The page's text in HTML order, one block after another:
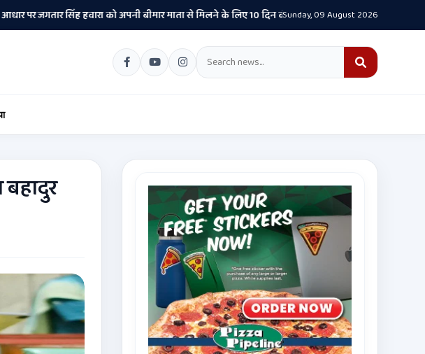
सिंह हवारा को अपनी बीमार माता से मिलने के लिए 10 दिन की पैरोल दी जानी चाहिए- CM भगवंत सिंह मान
Sunday, 09 August 2026